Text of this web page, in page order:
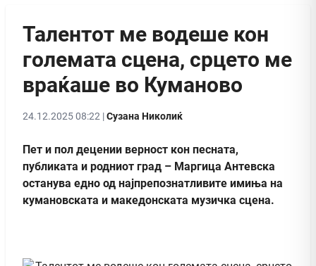
Талентот ме водеше кон
големата сцена, срцето ме
враќаше во Куманово
24.12.2025 08:22 |Сузана Николиќ
Пет и пол децении верност кон песната,
публиката и родниот град – Маргица Антевска
останува едно од најпрепознатливите имиња на
кумановската и македонската музичка сцена.